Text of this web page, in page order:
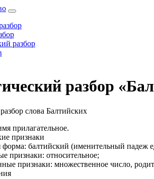
разбор
разбор
прилагательное.
признаки
форма: балтийский (именительный падеж
признаки: относительное;
признаки: множественное число,